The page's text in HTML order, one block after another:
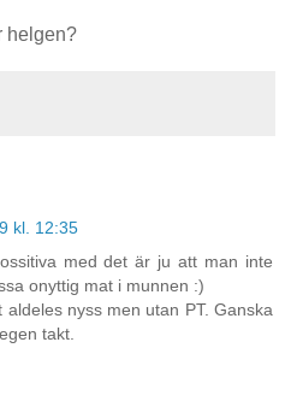
helgen?
kl. 12:35
med det är ju att man inte
onyttig mat i munnen :)
nyss men utan PT. Ganska
takt.